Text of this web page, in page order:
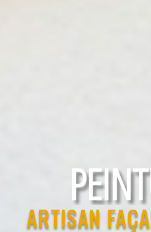
ARTISAN